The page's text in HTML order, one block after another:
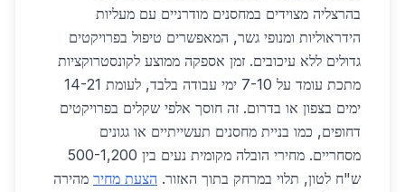
בהרצליה מצוידים במחסנים מודרניים עם מעליות
הידראוליות ומנופי גשר, המאפשרים טיפול בפרויקטים
גדולים ללא עיכובים. זמן אספקה ממוצע לקונסטרוקציות
מתכת עומד על 7-10 ימי עבודה בלבד, לעומת 14-21
ימים בצפון או בדרום. זה חוסך אלפי שקלים בפרויקטים
דחופים, כמו בניית מחסנים תעשייתיים או גגונים
מסחריים. מחירי הובלה מקומית נעים בין 500-1,200
ש"ח לטון, תלוי במרחק בתוך האזור. הצעת מחיר מהירה